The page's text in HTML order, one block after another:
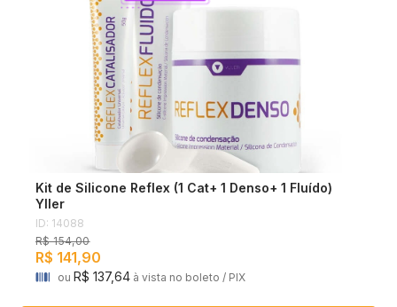
Kit de Silicone Reflex (1 Cat+ 1 Denso+ 1 Fluído)
Yller
ID: 14088
R$ 154,00
R$ 141,90
ou R$ 137,64 à vista no boleto / PIX